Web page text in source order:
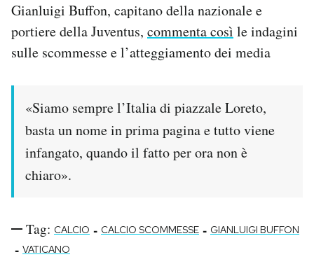
Cultura
Economia
Sport
Europa
Altrecose
Mondiali calcio 2026
NEWSLETTER
Gianluigi Buffon, capitano della nazionale e
portiere della Juventus, commenta così le indagini
sulle scommesse e l’atteggiamento dei media
«Siamo sempre l’Italia di piazzale Loreto,
basta un nome in prima pagina e tutto viene
infangato, quando il fatto per ora non è
chiaro».
Tag: CALCIO - CALCIO SCOMMESSE - GIANLUIGI BUFFON
- VATICANO